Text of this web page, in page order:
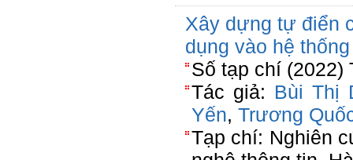
Xây dựng tự điển
dụng vào hệ
Số tạp chí (2022)
Tác giả: Bùi Thị
Yến, Trương
Tạp chí: Nghiên